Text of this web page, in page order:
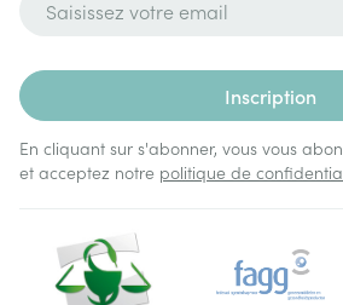
Inscription
En cliquant sur s'abonner, vous vous
et acceptez notre politique de